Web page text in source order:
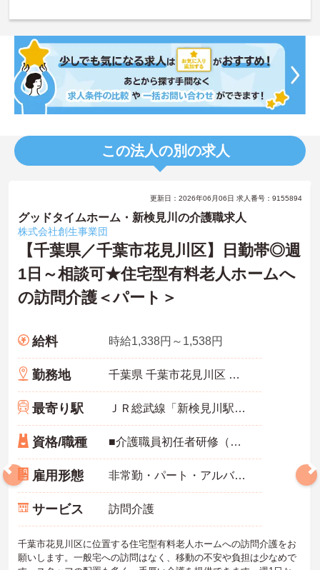
この法人の別の求人
更新日：2026年06月06日 求人番号：9155894
グッドタイムホーム・新検見川の介護職求人
株式会社創生事業団
【千葉県／千葉市花見川区】日勤帯◎週
1日～相談可★住宅型有料老人ホームへ
の訪問介護＜パート＞
給料 時給1,338円～1,538円
勤務地 千葉県 千葉市花見川区 畑町472-7
最寄り駅 ＪＲ総武線「新検見川駅」バス・車5分
資格/職種 ■介護職員初任者研修（ヘルパー2級）以上、介護福祉士 いずれか ※居宅経験、又は施設経験
雇用形態 非常勤・パート・アルバイト
サービス 訪問介護
千葉市花見川区に位置する住宅型有料老人ホームへの訪問介護をお
願いします。一般宅への訪問はなく、移動の不安や負担は少なめで